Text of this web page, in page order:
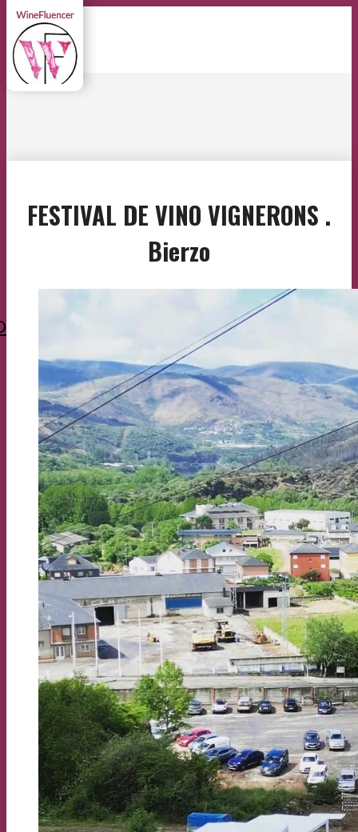
FESTIVAL DE VINO VIGNERONS .
Bierzo